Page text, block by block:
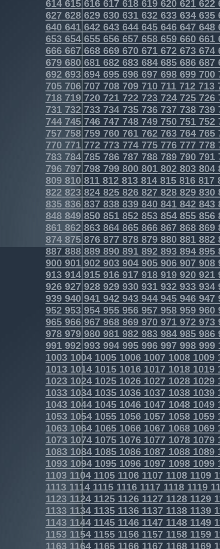
614615616617618619620621622
627628629630631632633634635
640641642643644645646647648
653654655656657658659660661
666667668669670671672673674
679680681682683684685686687
692693694695696697698699700
705706707708709710711712713
718719720721722723724725726
731732733734735736737738739
744745746747748749750751752
757 758759760761762763764765
770 771772773774775776777778
783784785786787788789790791
796797798799800801802803804
809810811812813814815816817
822823824825826827828829830
835836837838839840841842843
848849850851852853854855856
861862863864865866867868869
874875876877878879880881882
887888889890891892893894895
900901902903904905906907908
913914915916917918919920921
926927928929930931932933934
939940941942943944945946947
952953954955956957958959960
965966967968969970971972973
978979980981982983984985986
991992993994995996997998999
1003100410051006100710081009
1013101410151016101710181019
1023102410251026102710281029
1033103410351036103710381039
1043104410451046104710481049
1053105410551056105710581059
1063106410651066106710681069
1073107410751076107710781079
1083108410851086108710881089
1093109410951096109710981099
1103110411051106110711081109
1113111411151116111711181119
1123112411251126112711281129
1133113411351136113711381139
1143114411451146114711481149
1153115411551156115711581159
1163116411651166116711681169